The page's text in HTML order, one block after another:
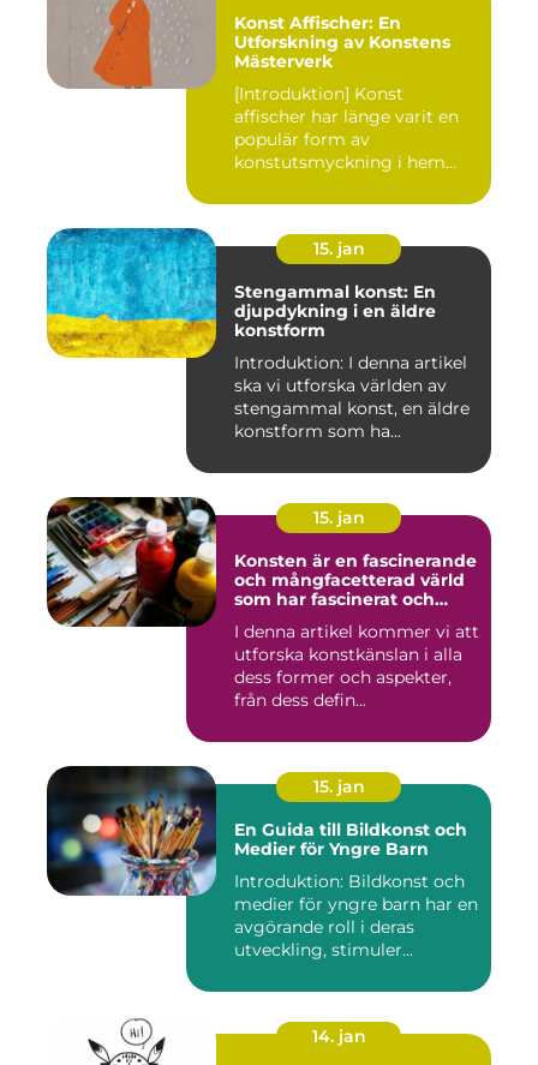
Konst Affischer: En
Utforskning av Konstens
Mästerverk
[Introduktion] Konst
affischer har länge varit en
populär form av
konstutsmyckning i hem
15. jan
Stengammal konst: En
djupdykning i en äldre
konstform
Introduktion: I denna artikel
ska vi utforska världen av
stengammal konst, en äldre
konstform som ha...
15. jan
Konsten är en fascinerande
och mångfacetterad värld
som har fascinerat och
århundraden
I denna artikel kommer vi att
utforska konstkänslan i alla
dess former och aspekter,
från dess defin...
15. jan
En Guida till Bildkonst och
Medier för Yngre Barn
Introduktion: Bildkonst och
medier för yngre barn har en
avgörande roll i deras
utveckling, stimuler...
14. jan